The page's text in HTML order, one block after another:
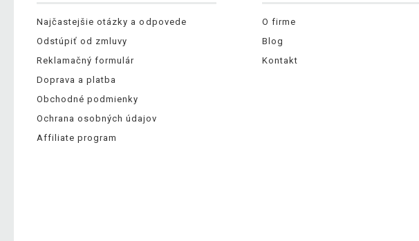
Najčastejšie otázky a odpovede
Odstúpiť od zmluvy
Reklamačný formulár
Doprava a platba
Obchodné podmienky
Ochrana osobných údajov
Affiliate program
O firme
Blog
Kontakt